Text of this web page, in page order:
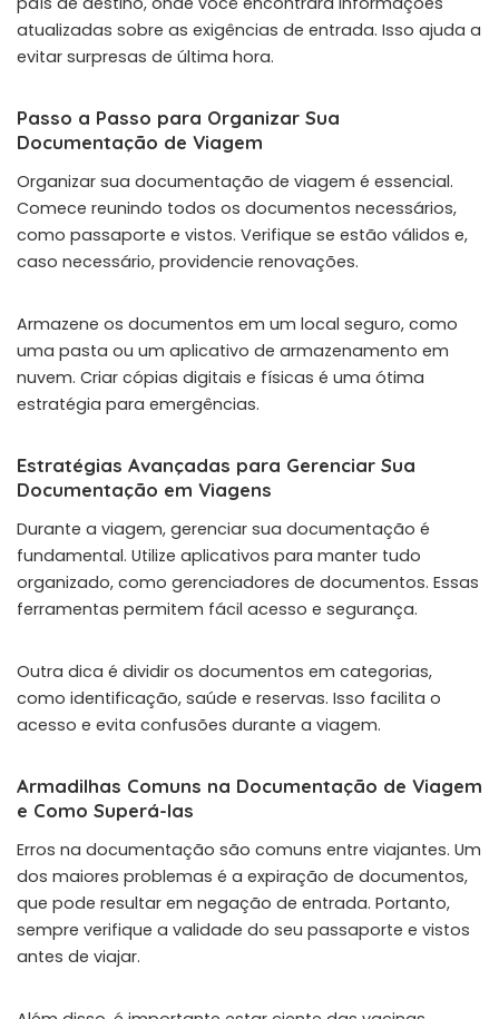
atualizadas sobre as exigências de entrada. Isso ajuda a
evitar surpresas de última hora.
Passo a Passo para Organizar Sua
Documentação de Viagem
Organizar sua documentação de viagem é essencial.
Comece reunindo todos os documentos necessários,
como passaporte e vistos. Verifique se estão válidos e,
caso necessário, providencie renovações.
Armazene os documentos em um local seguro, como
uma pasta ou um aplicativo de armazenamento em
nuvem. Criar cópias digitais e físicas é uma ótima
estratégia para emergências.
Estratégias Avançadas para Gerenciar Sua
Documentação em Viagens
Durante a viagem, gerenciar sua documentação é
fundamental. Utilize aplicativos para manter tudo
organizado, como gerenciadores de documentos. Essas
ferramentas permitem fácil acesso e segurança.
Outra dica é dividir os documentos em categorias,
como identificação, saúde e reservas. Isso facilita o
acesso e evita confusões durante a viagem.
Armadilhas Comuns na Documentação de Viagem
e Como Superá-las
Erros na documentação são comuns entre viajantes. Um
dos maiores problemas é a expiração de documentos,
que pode resultar em negação de entrada. Portanto,
sempre verifique a validade do seu passaporte e vistos
antes de viajar.